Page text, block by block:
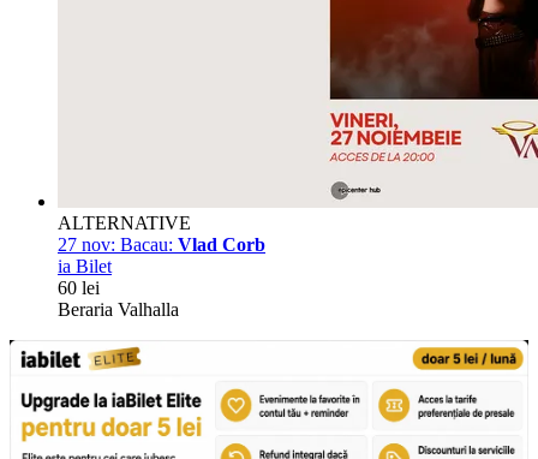
ALTERNATIVE
27 nov: Bacau: Vlad Corb
ia Bilet
60 lei
Beraria Valhalla